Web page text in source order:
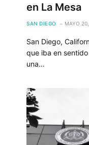
en La Mesa
SAN DIEGO MAYO
San Diego,
que iba en
una…